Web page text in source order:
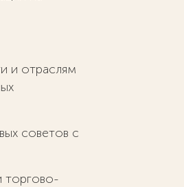
и отраслям
советов с
торгово-